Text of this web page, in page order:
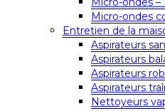
Micro-ondes
Entretien de la
Aspirateurs
Aspirateurs
Aspirateurs
Aspirateurs
Nettoyeurs